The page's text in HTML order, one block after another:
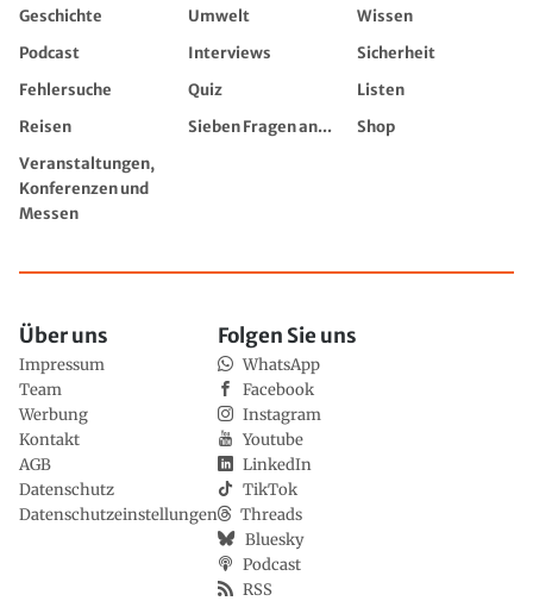
Geschichte Umwelt
Wissen
Podcast
Interviews
Sicherheit
Fehlersuche
Quiz
Listen
Reisen
Sieben Fragen an...
Shop
Veranstaltungen,
Konferenzen und
Messen
Über uns
Impressum
Team
Werbung
Kontakt
AGB
Datenschutz
Datenschutzeinstellungen
Folgen Sie uns
WhatsApp
Facebook
Instagram
Youtube
LinkedIn
TikTok
Threads
Bluesky
Podcast
RSS